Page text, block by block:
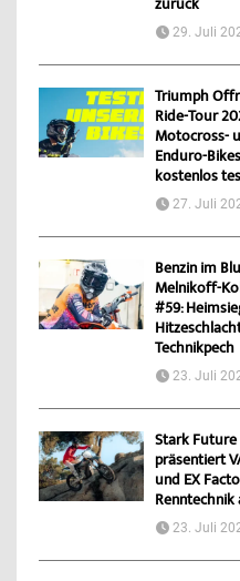
zurück
29. Juli
Triumph
Ride-Tour
Motocross-
Enduro-Bikes
kostenlos
27. Juli
Benzin im
Melnikoff-
#59:
Technikpech
23. Juli
Stark Future
präsentiert
und EX
Renntechnik
23. Juli